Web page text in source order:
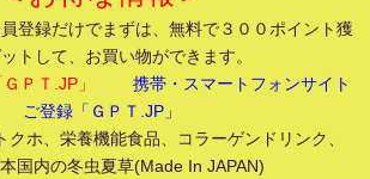
登録だけでまずは、無料で３００ポイント獲
トして、お買い物ができます。
ＰＴ.JP」
携帯・スマートフォンサイト
ご登録「ＧＰＴ.JP」
クホ、栄養機能食品、コラーゲンドリンク、
国内の冬虫夏草(Made In JAPAN)